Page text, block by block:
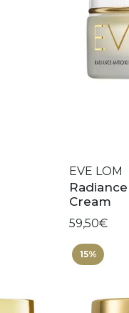
EVE LOM
Cream
59,50€
15%